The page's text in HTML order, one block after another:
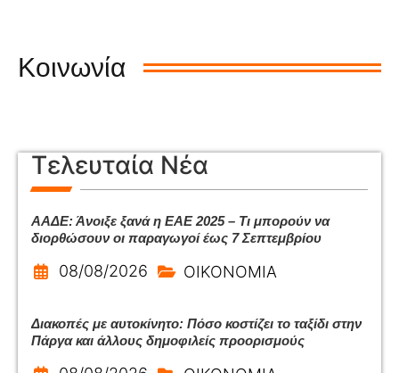
Κοινωνία
Τελευταία Νέα
ΑΑΔΕ: Άνοιξε ξανά η ΕΑΕ 2025 – Τι μπορούν να
διορθώσουν οι παραγωγοί έως 7 Σεπτεμβρίου
08/08/2026 ΟΙΚΟΝΟΜΙΑ
Διακοπές με αυτοκίνητο: Πόσο κοστίζει το ταξίδι στην
Πάργα και άλλους δημοφιλείς προορισμούς